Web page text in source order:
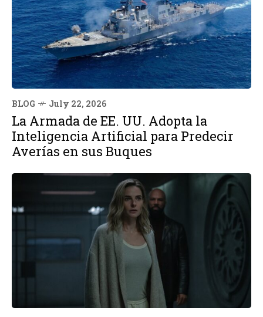
BLOG July 22, 2026
La Armada de EE. UU. Adopta la
Inteligencia Artificial para Predecir
Averías en sus Buques